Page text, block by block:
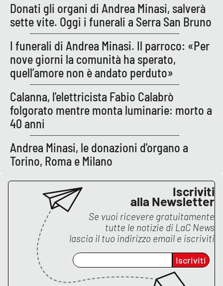
RUBRICHE
Good Morning Vietnam
Parchi Marini Calabria
Leggendo Alvaro insieme
Imprese Di Calabria
Le perfidie di Antonella Grippo
Venti di comunicazione
STREAMING
LaC TV
LaC Network
LaC OnAir
Donati gli organi di Andrea Minasi, salverà
sette vite. Oggi i funerali a Serra San Bruno
I funerali di Andrea Minasi. Il parroco: «Per
nove giorni la comunità ha sperato,
quell’amore non è andato perduto»
Calanna, l'elettricista Fabio Calabrò
folgorato mentre monta luminarie: morto a
40 anni
Andrea Minasi, le donazioni d'organo a
Torino, Roma e Milano
Iscriviti
alla Newsletter
Se vuoi ricevere gratuitamente
tutte le notizie di LaC News
lascia il tuo indirizzo email e iscriviti
Iscriviti